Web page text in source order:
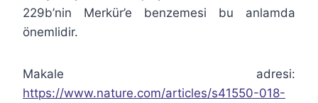
229b’nin Merkür’e benzemesi bu anlamda
önemlidir.
Makale adresi:
https://www.nature.com/articles/s41550-018-